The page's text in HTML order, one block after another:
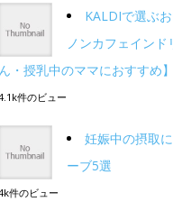
KALDIで選ぶ
ノンカフェインド
ん・授乳中のママにおすすめ】
件のビュー
妊娠中の摂取
ーブ5選
件のビュー